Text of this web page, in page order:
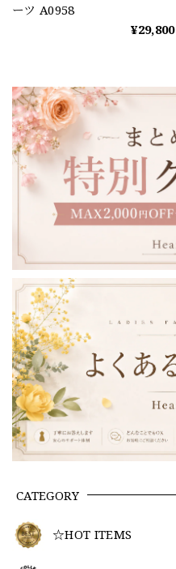
CATEGORY
☆HOT ITEMS
ーツ A0958
¥29,800